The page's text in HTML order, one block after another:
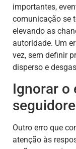
importantes,
comunicação se
elevando as
autoridade. Um
vez, sem definir
disperso e
Ignorar o
Outro erro que
atenção às